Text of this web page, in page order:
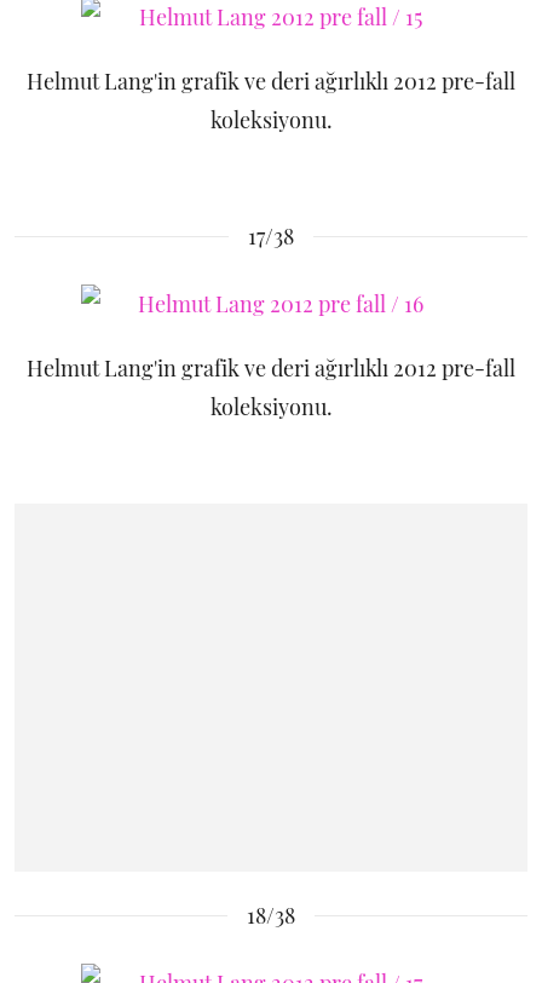
Helmut Lang'in grafik ve deri ağırlıklı 2012 pre-fall
koleksiyonu.
17/38
Helmut Lang'in grafik ve deri ağırlıklı 2012 pre-fall
koleksiyonu.
18/38